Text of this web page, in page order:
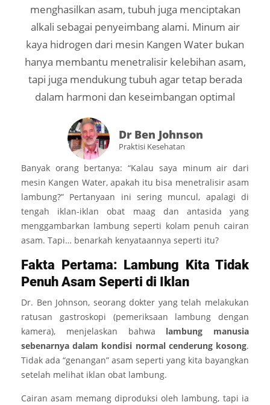
menghasilkan asam, tubuh juga menciptakan
alkali sebagai penyeimbang alami. Minum air
kaya hidrogen dari mesin Kangen Water bukan
hanya membantu menetralisir kelebihan asam,
tapi juga mendukung tubuh agar tetap berada
dalam harmoni dan keseimbangan optimal
Dr Ben Johnson
Praktisi Kesehatan
Banyak orang bertanya: “Kalau saya minum air dari
mesin Kangen Water, apakah itu bisa menetralisir asam
lambung?” Pertanyaan ini sering muncul, apalagi di
tengah iklan-iklan obat maag dan antasida yang
menggambarkan lambung seperti kolam penuh cairan
asam. Tapi… benarkah kenyataannya seperti itu?
Fakta Pertama: Lambung Kita Tidak
Penuh Asam Seperti di Iklan
Dr. Ben Johnson, seorang dokter yang telah melakukan
ratusan gastroskopi (pemeriksaan lambung dengan
kamera), menjelaskan bahwa lambung manusia
sebenarnya dalam kondisi normal cenderung kosong.
Tidak ada “genangan” asam seperti yang kita bayangkan
setelah melihat iklan obat lambung.
Cairan asam memang diproduksi oleh lambung, tapi ia